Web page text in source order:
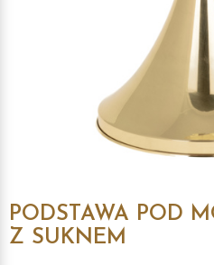
PODSTAWA POD
Z SUKNEM